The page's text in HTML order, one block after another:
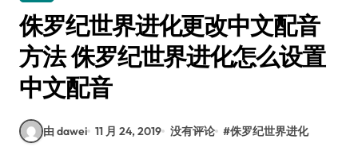
侏罗纪世界进化更改中文配音
方法 侏罗纪世界进化怎么设置
中文配音
由 dawei 11 月 24, 2019 没有评论 #侏罗纪世界进化